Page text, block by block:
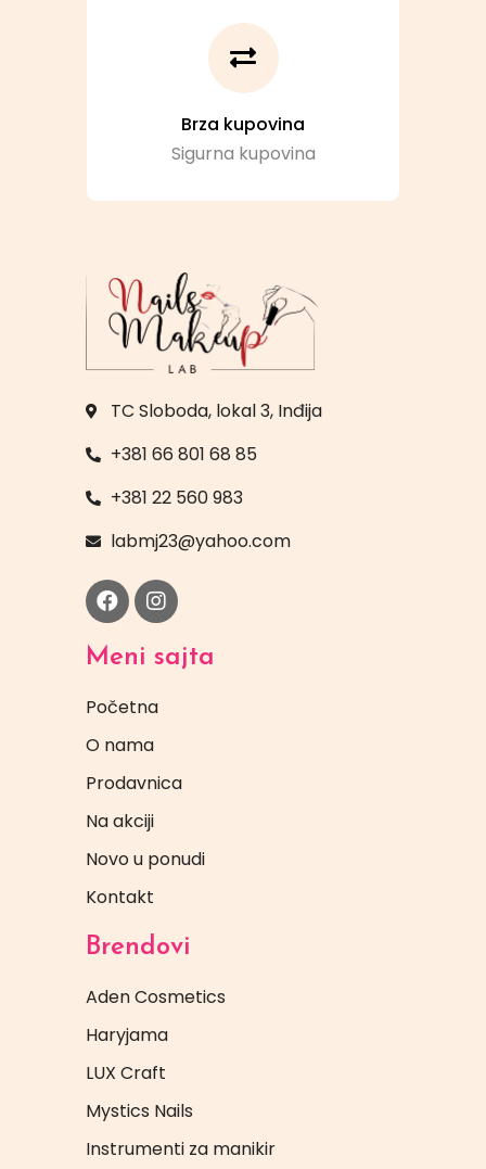
Brza kupovina
Sigurna kupovina
TC Sloboda, lokal 3, Inđija
+381 66 801 68 85
+381 22 560 983
labmj23@yahoo.com
Meni sajta
Početna
O nama
Prodavnica
Na akciji
Novo u ponudi
Kontakt
Brendovi
Aden Cosmetics
Haryjama
LUX Craft
Mystics Nails
Instrumenti za manikir